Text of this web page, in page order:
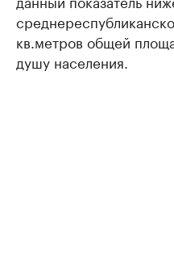
кв.метров общей
душу населения.